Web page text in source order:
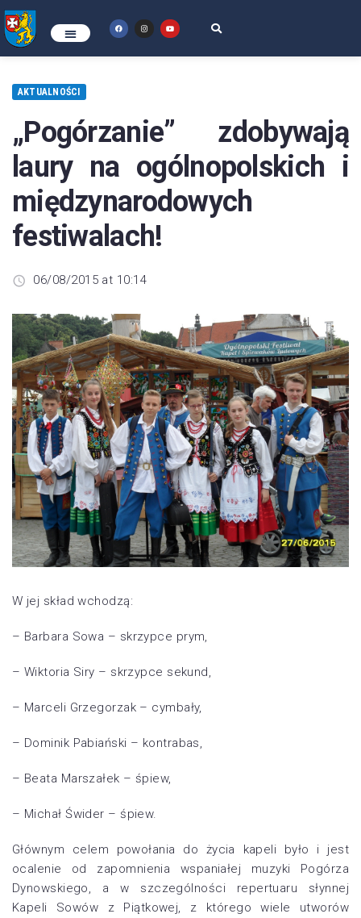
AKTUALNOŚCI
„Pogórzanie” zdobywają
laury na ogólnopolskich i
międzynarodowych
festiwalach!
06/08/2015 at 10:14
W jej skład wchodzą:
– Barbara Sowa – skrzypce prym,
– Wiktoria Siry – skrzypce sekund,
– Marceli Grzegorzak – cymbały,
– Dominik Pabiański – kontrabas,
– Beata Marszałek – śpiew,
– Michał Świder – śpiew.
Głównym celem powołania do życia kapeli było i jest
ocalenie od zapomnienia wspaniałej muzyki Pogórza
Dynowskiego, a w szczególności repertuaru słynnej
Kapeli Sowów z Piątkowej, z którego wiele utworów